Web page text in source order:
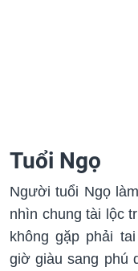
Tuổi Ngọ
Người tuổi Ngọ
nhìn chung tài lộc
không gặp phải
giờ giàu sang phú